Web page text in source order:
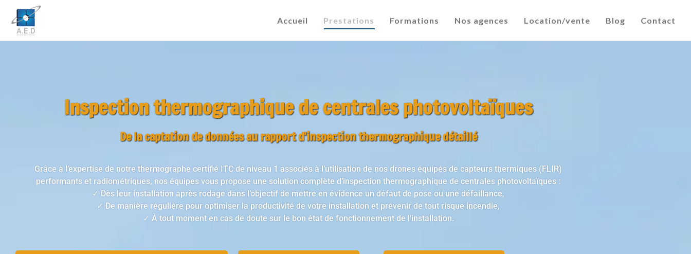
Accueil Prestations Formations Nos agences Location/vente Blog Contact
Inspection thermographique de centrales photovoltaïques
De la captation de données au rapport d'inspection thermographique détaillé
Grâce à l’expertise de notre thermographe certifié ITC de niveau 1 associés à l’utilisation de nos drones équipés de capteurs thermiques (FLIR)
performants et radiométriques, nos équipes vous propose une solution complète d’inspection thermographique de centrales photovoltaïques :
✓ Dès leur installation après rodage dans l’objectif de mettre en évidence un défaut de pose ou une défaillance,
✓ De manière régulière pour optimiser la productivité de votre installation et prévenir de tout risque incendie,
✓ À tout moment en cas de doute sur le bon état de fonctionnement de l’installation.